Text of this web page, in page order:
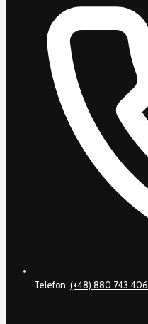
Telefon: (+48) 880 743 406